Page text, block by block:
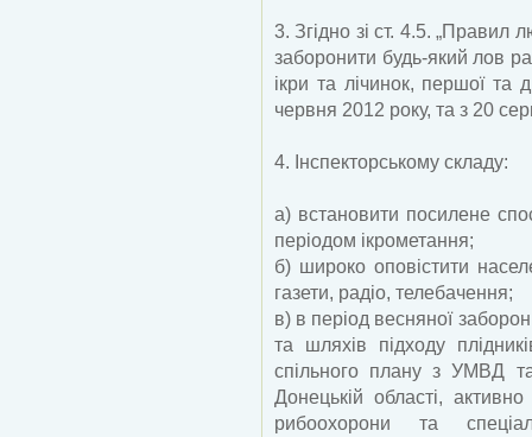
3. Згідно зі ст. 4.5. „Правил
заборонити будь-який лов
ікри та лічинок, першої та
червня 2012 року, та з 20
4. Інспекторському складу:
а) встановити посилене
періодом ікрометання;
б) широко оповістити
газети, радіо, телебачення;
в) в період весняної
та шляхів підходу
спільного плану з УМВД
Донецькій області,
рибоохорони та